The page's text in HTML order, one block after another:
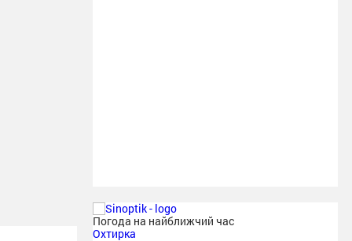
Погода на найближчий час
Охтирка